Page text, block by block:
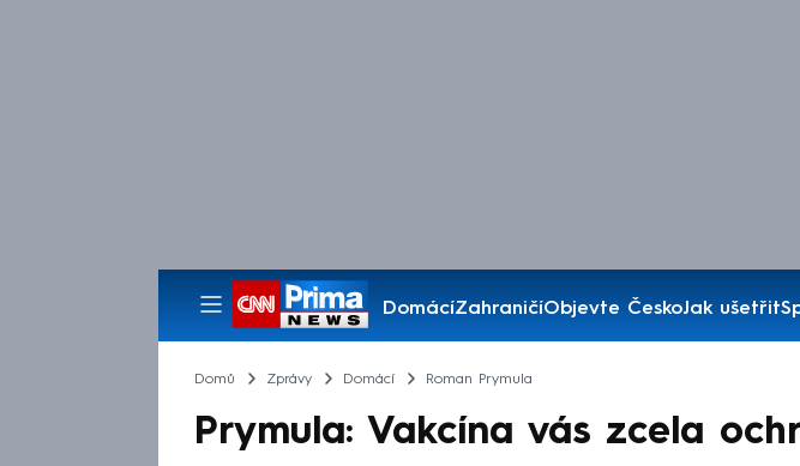
DomácíZahraničíObjevte ČeskoJak ušetřit
Pořady
Domů Zprávy Domácí Roman Prymula
Prymula: Vakcína vás zcela